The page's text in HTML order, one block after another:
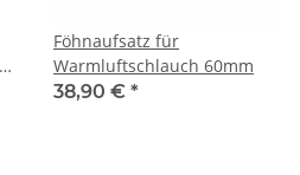
Föhnaufsatz für
Warmluftschlauch 60mm
38,90 € *